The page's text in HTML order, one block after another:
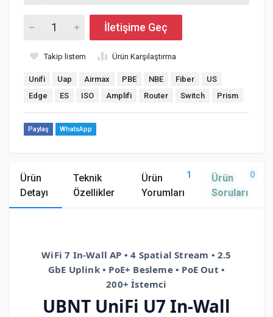
İletişime Geç
Takip listem Ürün Karşılaştırma
Unifi Uap Airmax PBE NBE Fiber
US
Edge
ES ISO Amplifi Router Switch Prism
Paylaş WhatsApp
Ürün
Detayı
Teknik
Özellikler
Ürün
Yorumları
1
Ürün
Soruları
0
WiFi 7 In-Wall AP • 4 Spatial Stream • 2.5
GbE Uplink • PoE+ Besleme • PoE Out •
200+ İstemci
UBNT UniFi U7 In-Wall